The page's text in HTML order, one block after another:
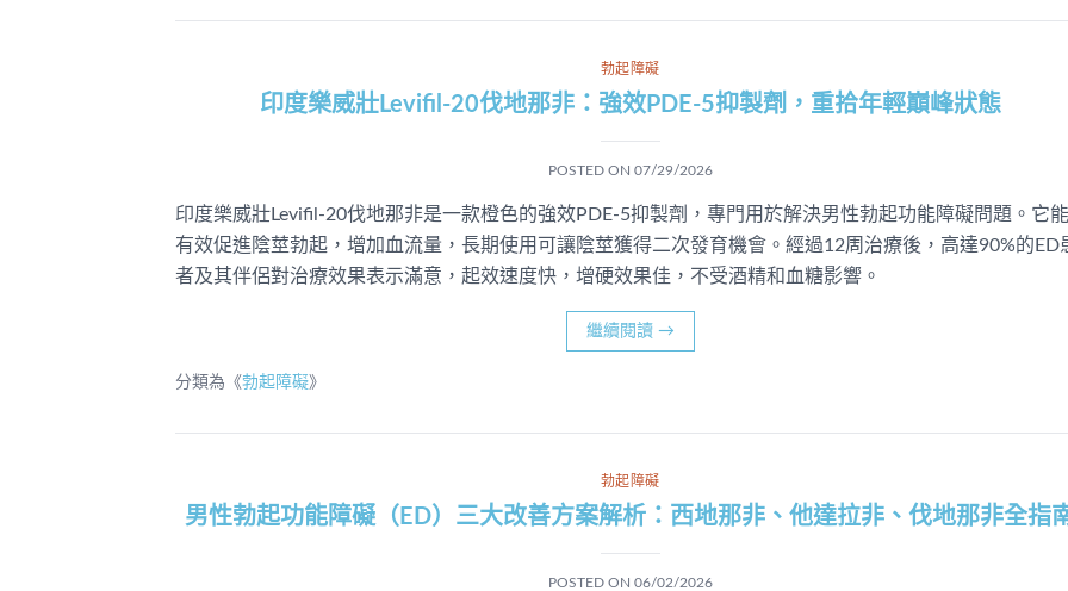
勃起障礙
印度樂威壯Levifil-20伐地那非：強效PDE-5抑製劑，重拾年輕巔峰狀態
POSTED ON 07/29/2026
印度樂威壯Levifil-20伐地那非是一款橙色的強效PDE-5抑製劑，專門用於解決男性勃起功能障礙問題。它能
有效促進陰莖勃起，增加血流量，長期使用可讓陰莖獲得二次發育機會。經過12周治療後，高達90%的ED
者及其伴侶對治療效果表示滿意，起效速度快，增硬效果佳，不受酒精和血糖影響。
繼續閱讀 →
分類為《勃起障礙》
勃起障礙
男性勃起功能障礙（ED）三大改善方案解析：西地那非、他達拉非、伐地那非全指
POSTED ON 06/02/2026